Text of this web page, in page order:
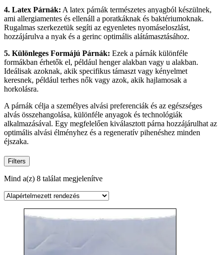
4. Latex Párnák: A latex párnák természetes anyagból készülnek,
ami allergiamentes és ellenáll a poratkáknak és baktériumoknak.
Rugalmas szerkezetük segíti az egyenletes nyomáseloszlást,
hozzájárulva a nyak és a gerinc optimális alátámasztásához.
5. Különleges Formájú Párnák: Ezek a párnák különféle
formákban érhetők el, például henger alakban vagy u alakban.
Ideálisak azoknak, akik specifikus támaszt vagy kényelmet
keresnek, például terhes nők vagy azok, akik hajlamosak a
horkolásra.
A párnák célja a személyes alvási preferenciák és az egészséges
alvás összehangolása, különféle anyagok és technológiák
alkalmazásával. Egy megfelelően kiválasztott párna hozzájárulhat az
optimális alvási élményhez és a regeneratív pihenéshez minden
éjszaka.
Filters
Mind a(z) 8 találat megjelenítve